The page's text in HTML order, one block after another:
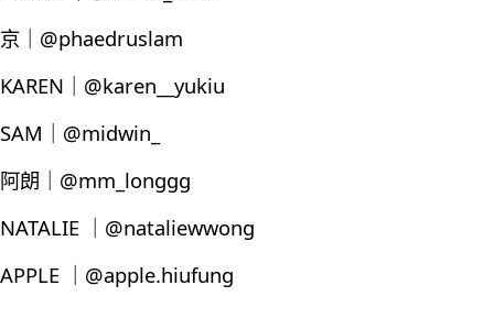
京｜@phaedruslam
KAREN｜@karen__yukiu
SAM｜@midwin_
阿朗｜@mm_longgg
NATALIE ｜@nataliewwong
APPLE ｜@apple.hiufung